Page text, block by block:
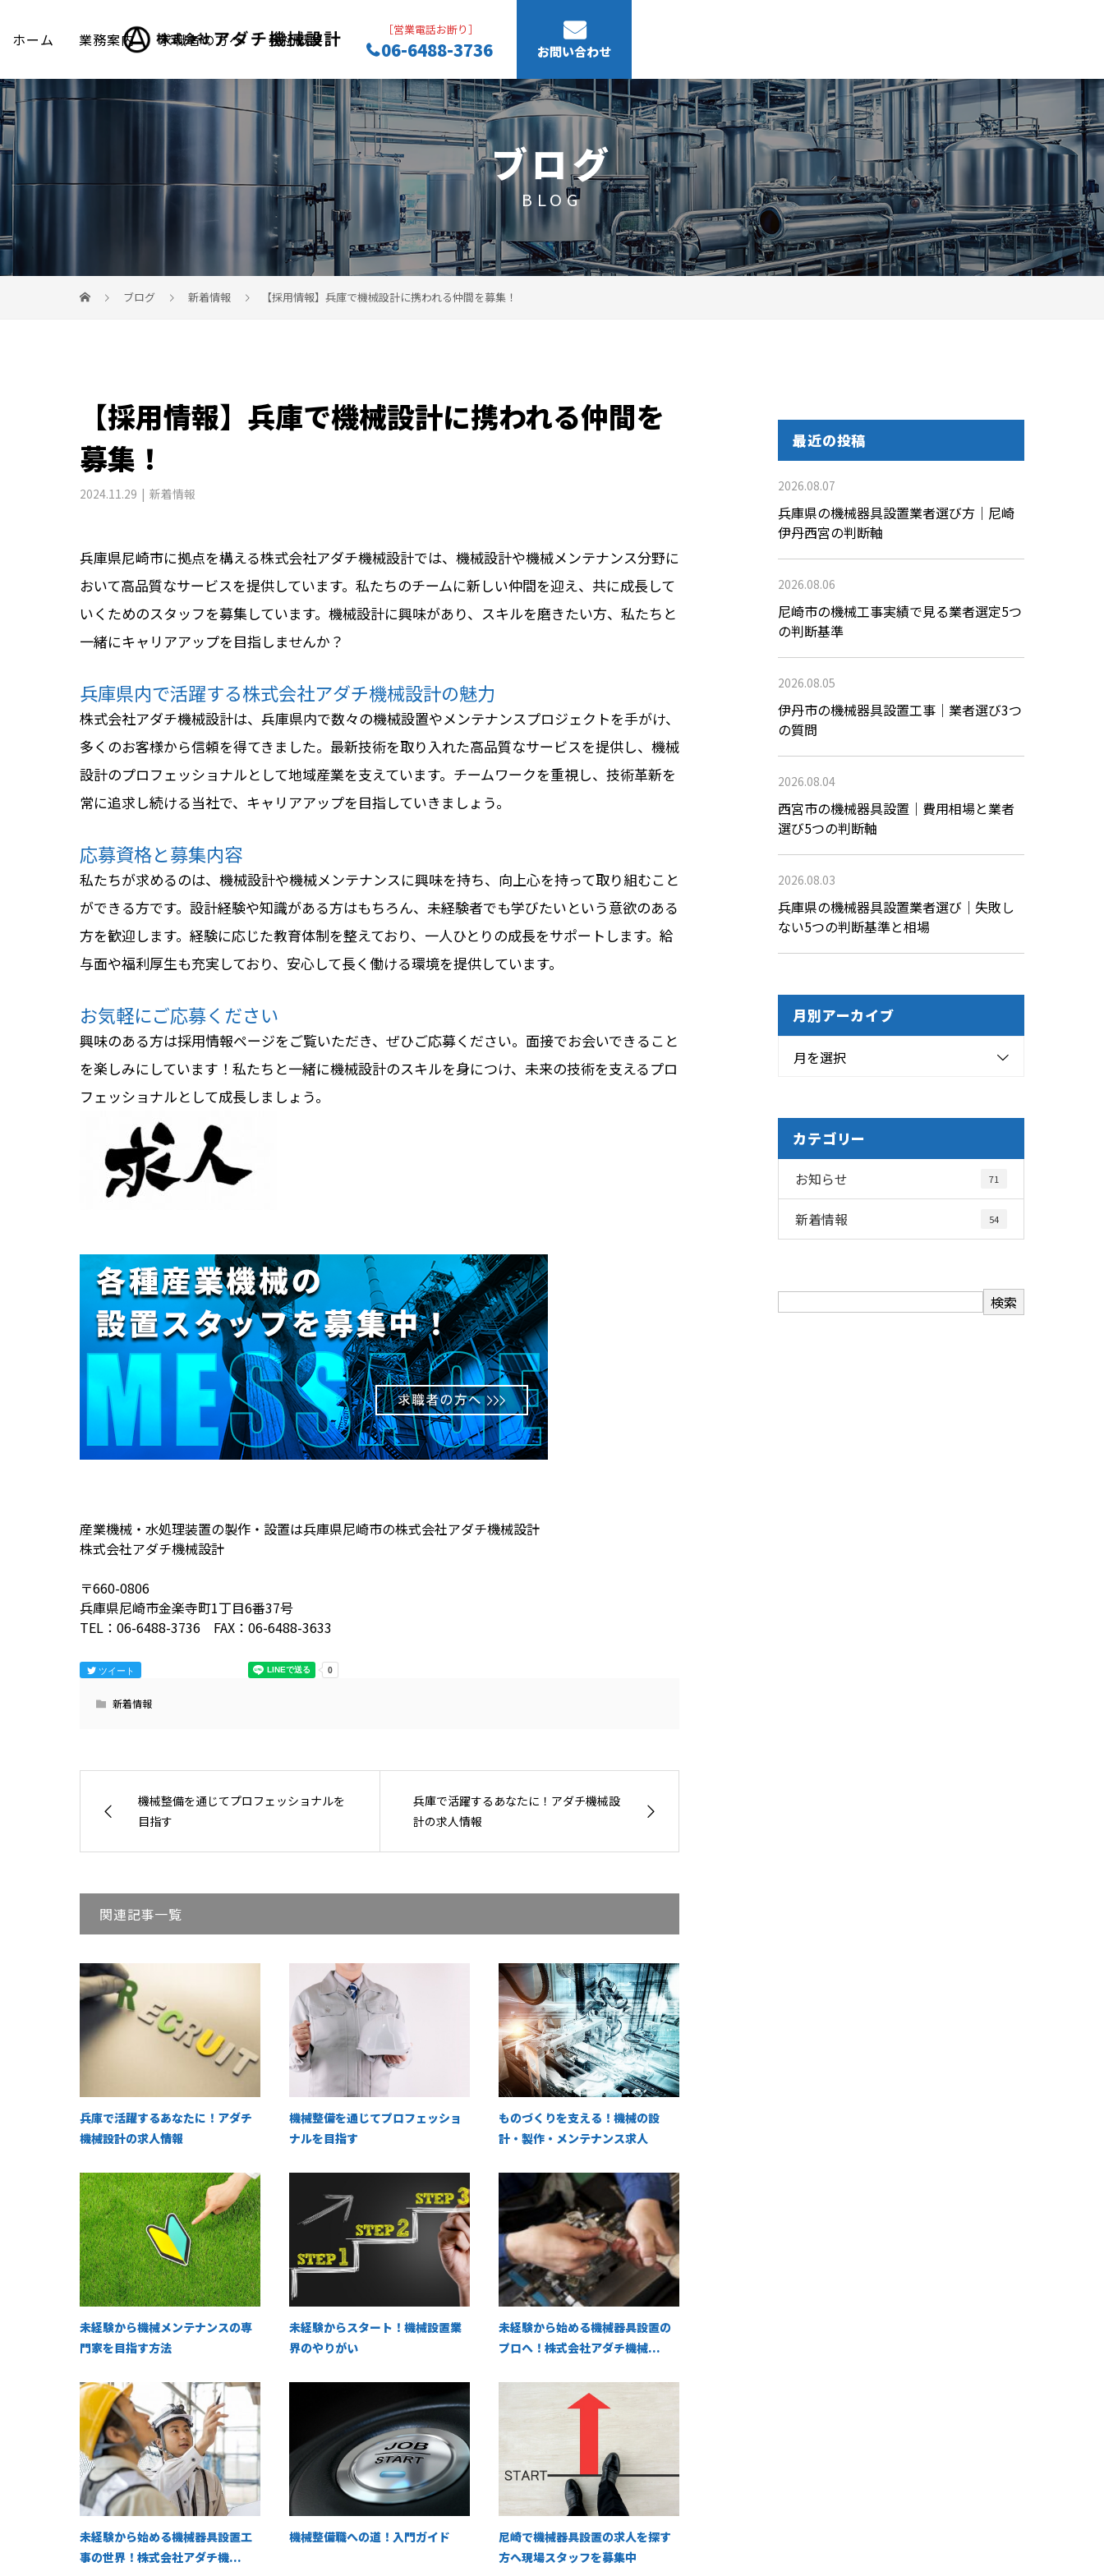
ホーム 業務案内 求職者の方へ 会社概要 ［営業電話お断り］
06-6488-3736 お問い合わせ
ブログ
BLOG
ブログ 新着情報 【採用情報】兵庫で機械設計に携われる仲間を募集！
【採用情報】兵庫で機械設計に携われる仲間を
募集！
2024.11.29 新着情報
兵庫県尼崎市に拠点を構える株式会社アダチ機械設計では、機械設計や機械メンテナンス分野に
おいて高品質なサービスを提供しています。私たちのチームに新しい仲間を迎え、共に成長して
いくためのスタッフを募集しています。機械設計に興味があり、スキルを磨きたい方、私たちと
一緒にキャリアアップを目指しませんか？
兵庫県内で活躍する株式会社アダチ機械設計の魅力
株式会社アダチ機械設計は、兵庫県内で数々の機械設置やメンテナンスプロジェクトを手がけ、
多くのお客様から信頼を得てきました。最新技術を取り入れた高品質なサービスを提供し、機械
設計のプロフェッショナルとして地域産業を支えています。チームワークを重視し、技術革新を
常に追求し続ける当社で、キャリアアップを目指していきましょう。
応募資格と募集内容
私たちが求めるのは、機械設計や機械メンテナンスに興味を持ち、向上心を持って取り組むこと
ができる方です。設計経験や知識がある方はもちろん、未経験者でも学びたいという意欲のある
方を歓迎します。経験に応じた教育体制を整えており、一人ひとりの成長をサポートします。給
与面や福利厚生も充実しており、安心して長く働ける環境を提供しています。
お気軽にご応募ください
興味のある方は採用情報ページをご覧いただき、ぜひご応募ください。面接でお会いできること
を楽しみにしています！私たちと一緒に機械設計のスキルを身につけ、未来の技術を支えるプロ
フェッショナルとして成長しましょう。
産業機械・水処理装置の製作・設置は兵庫県尼崎市の株式会社アダチ機械設計
株式会社アダチ機械設計
〒660-0806
兵庫県尼崎市金楽寺町1丁目6番37号
TEL：06-6488-3736 FAX：06-6488-3633
ツイート
新着情報
機械整備を通じてプロフェッショナルを
目指す
兵庫で活躍するあなたに！アダチ機械設
計の求人情報
関連記事一覧
兵庫で活躍するあなたに！アダチ
機械設計の求人情報
機械整備を通じてプロフェッショ
ナルを目指す
ものづくりを支える！機械の設
計・製作・メンテナンス求人
未経験から機械メンテナンスの専
門家を目指す方法
未経験からスタート！機械設置業
界のやりがい
未経験から始める機械器具設置の
プロへ！株式会社アダチ機械...
未経験から始める機械器具設置工
事の世界！株式会社アダチ機...
機械整備職への道！入門ガイド
尼崎で機械器具設置の求人を探す
方へ現場スタッフを募集中
最近の投稿
2026.08.07
兵庫県の機械器具設置業者選び方｜尼崎
伊丹西宮の判断軸
2026.08.06
尼崎市の機械工事実績で見る業者選定5つ
の判断基準
2026.08.05
伊丹市の機械器具設置工事｜業者選び3つ
の質問
2026.08.04
西宮市の機械器具設置｜費用相場と業者
選び5つの判断軸
2026.08.03
兵庫県の機械器具設置業者選び｜失敗し
ない5つの判断基準と相場
月別アーカイブ
月を選択
カテゴリー
お知らせ 71
新着情報 54